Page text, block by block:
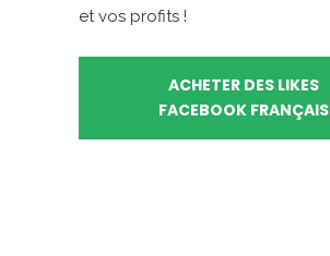
et vos profits !
ACHETER DES LIKES
FACEBOOK FRANÇAIS